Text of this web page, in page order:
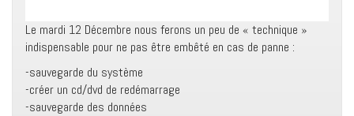
Le mardi 12 Décembre nous ferons un peu de « technique »
indispensable pour ne pas être embêté en cas de panne :
-sauvegarde du système
-créer un cd/dvd de redémarrage
-sauvegarde des données